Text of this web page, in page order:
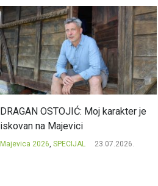
DRAGAN OSTOJIĆ: Moj karakter je
iskovan na Majevici
Majevica 2026, SPECIJAL 23.07.2026.